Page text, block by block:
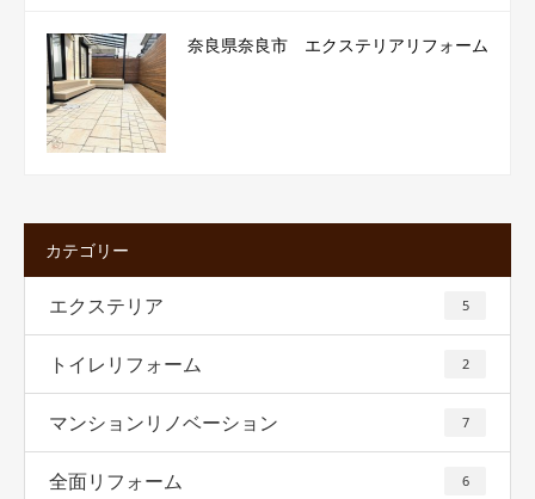
奈良県奈良市 エクステリアリフォーム
カテゴリー
エクステリア 5
トイレリフォーム 2
マンションリノベーション 7
全面リフォーム 6